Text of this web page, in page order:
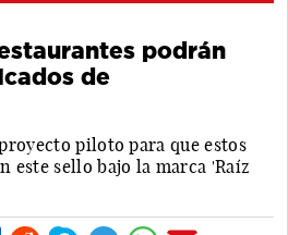
podrán
de
piloto para que estos
este sello bajo la marca 'Raíz